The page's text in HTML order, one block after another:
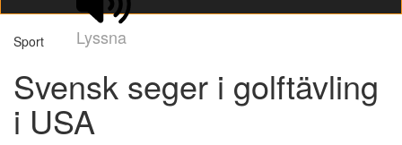
Lyssna
Sport
Svensk seger i golftävling
i USA